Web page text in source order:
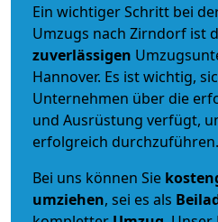
Ein wichtiger Schritt bei
Umzugs nach Zirndorf ist
zuverlässigen
Hannover. Es ist wichtig,
Unternehmen über die
und Ausrüstung verfügt,
erfolgreich durchzuführen.
Bei uns können Sie
umziehen, sei es als